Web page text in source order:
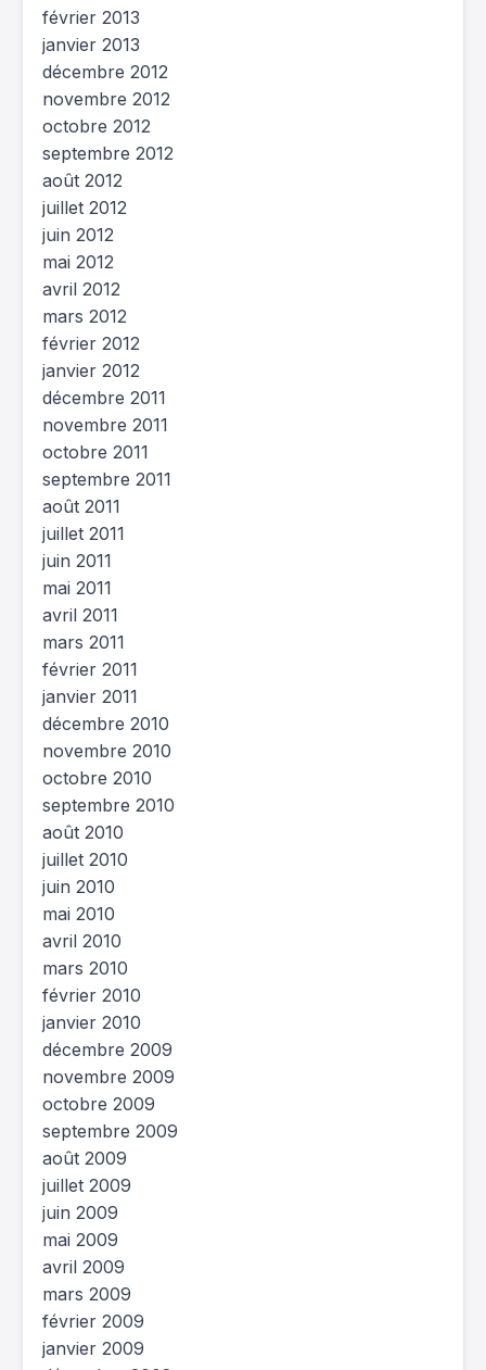
février 2013
janvier 2013
décembre 2012
novembre 2012
octobre 2012
septembre 2012
août 2012
juillet 2012
juin 2012
mai 2012
avril 2012
mars 2012
février 2012
janvier 2012
décembre 2011
novembre 2011
octobre 2011
septembre 2011
août 2011
juillet 2011
juin 2011
mai 2011
avril 2011
mars 2011
février 2011
janvier 2011
décembre 2010
novembre 2010
octobre 2010
septembre 2010
août 2010
juillet 2010
juin 2010
mai 2010
avril 2010
mars 2010
février 2010
janvier 2010
décembre 2009
novembre 2009
octobre 2009
septembre 2009
août 2009
juillet 2009
juin 2009
mai 2009
avril 2009
mars 2009
février 2009
janvier 2009